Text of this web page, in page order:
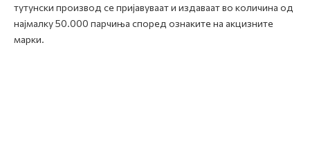
тутунски производ се пријавуваат и издаваат во количина од
најмалку 50.000 парчиња според ознаките на акцизните
марки.